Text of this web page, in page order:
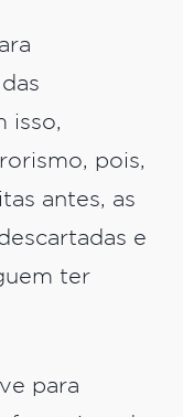
isso,
pois,
antes, as
e
ter
para